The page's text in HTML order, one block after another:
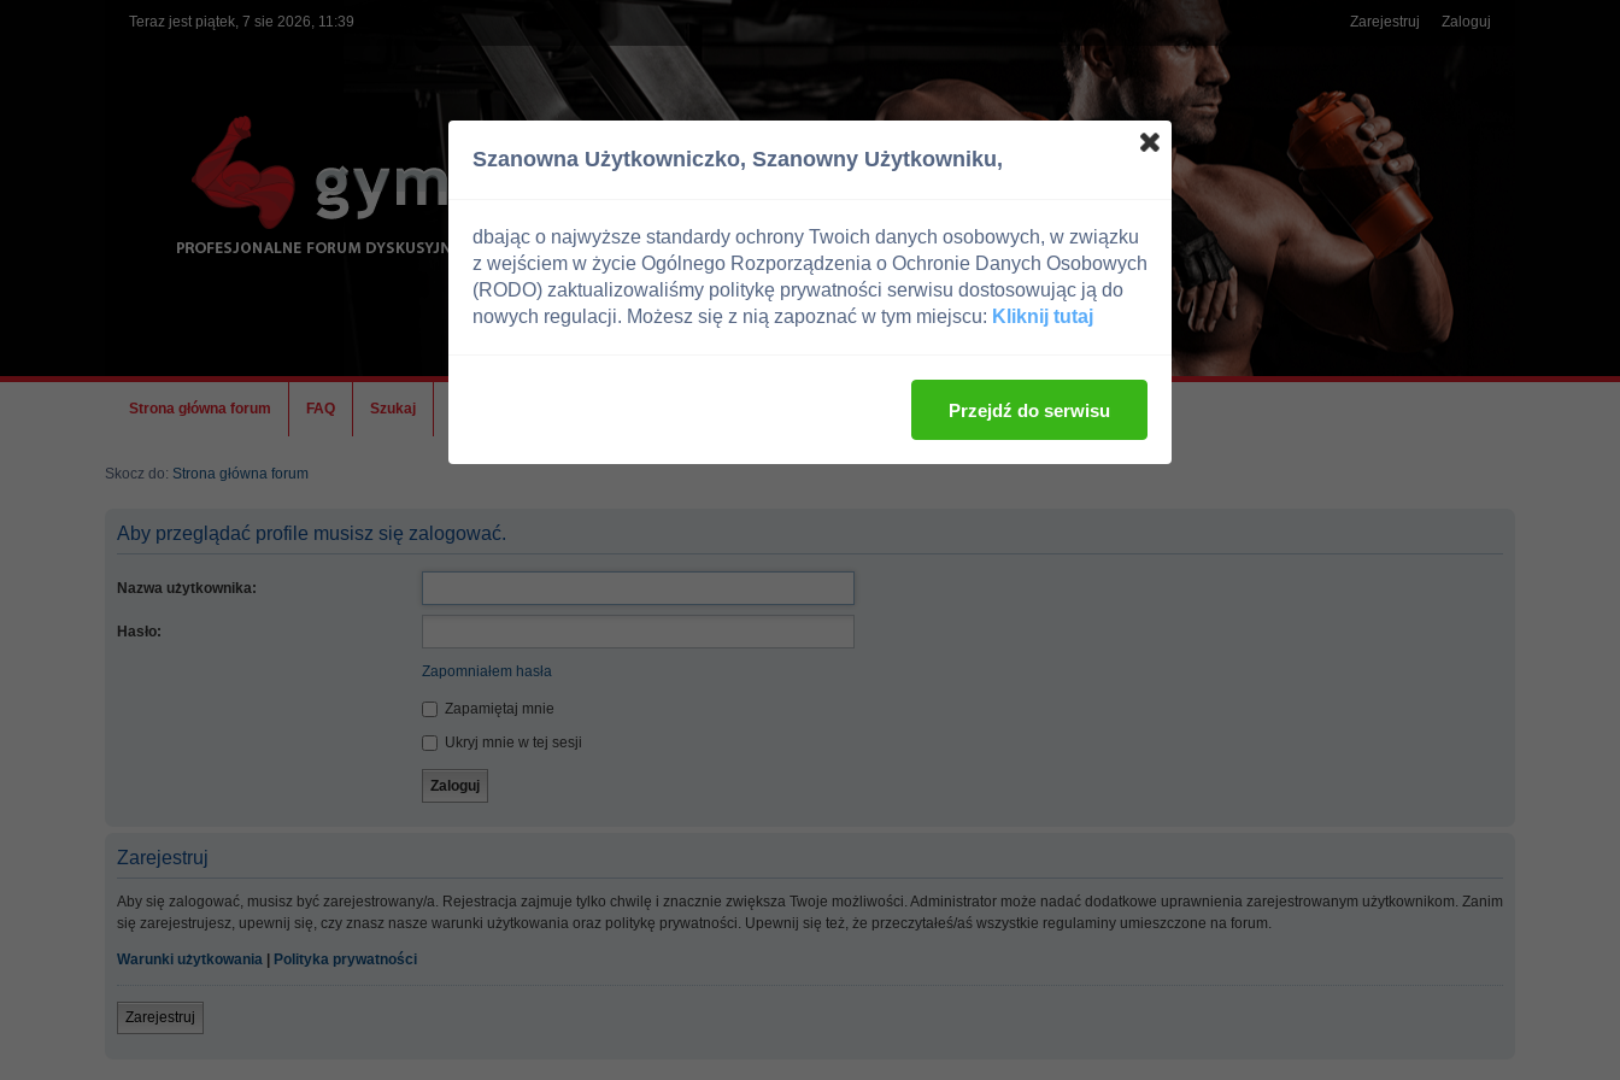
Teraz jest piątek, 7 sie 2026, 11:39 Zarejestruj Zaloguj
Strona główna forum FAQ Szukaj
Skocz do: Strona główna forum
Aby przeglądać profile musisz się zalogować.
Nazwa użytkownika:
Hasło:
Zapomniałem hasła
Zapamiętaj mnie
Ukryj mnie w tej sesji
Zarejestruj
Aby się zalogować, musisz być zarejestrowany/a. Rejestracja zajmuje tylko chwilę i znacznie zwiększa Twoje możliwości. Administrator może nadać dodatkowe uprawnienia zarejestrowanym użytkownikom. Zanim
się zarejestrujesz, upewnij się, czy znasz nasze warunki użytkowania oraz politykę prywatności. Upewnij się też, że przeczytałeś/aś wszystkie regulaminy umieszczone na forum.
Warunki użytkowania Polityka prywatności
Zarejestruj
Szanowna Użytkowniczko, Szanowny Użytkowniku,
dbając o najwyższe standardy ochrony Twoich danych osobowych, w związku
z wejściem w życie Ogólnego Rozporządzenia o Ochronie Danych Osobowych
(RODO) zaktualizowaliśmy politykę prywatności serwisu dostosowując ją do
nowych regulacji. Możesz się z nią zapoznać w tym miejscu: Kliknij tutaj
Przejdź do serwisu